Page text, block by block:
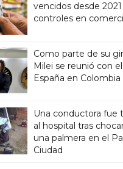
vencidos desde
controles en
Como parte de su
Milei se reunió con
España en Colombia
Una conductora fue
al hospital tras
una palmera en el
Ciudad